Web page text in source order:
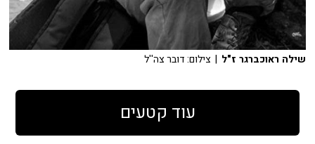
שילה ראוכברגר ז"ל | צילום: דובר צה''ל
עוד קטעים